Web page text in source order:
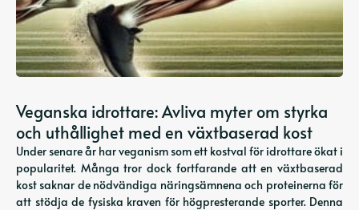
Veganska idrottare: Avliva myter om styrka
och uthållighet med en växtbaserad kost
Under senare år har veganism som ett kostval för idrottare ökat i
popularitet. Många tror dock fortfarande att en växtbaserad
kost saknar de nödvändiga näringsämnena och proteinerna för
att stödja de fysiska kraven för högpresterande sporter. Denna